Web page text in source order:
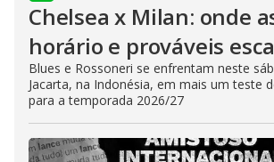
Chelsea x Milan: onde
horário e prováveis
Blues e Rossoneri se enfrentam neste
Jacarta, na Indonésia, em mais um teste
para a temporada 2026/27